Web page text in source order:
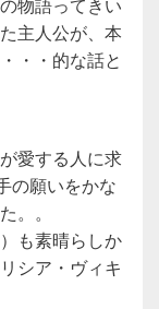
主人公が、本
・・的な話と
愛する人に求
の願いをかな
。。
も素晴らしか
シア・ヴィキ